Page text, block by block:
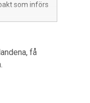
som införs
få